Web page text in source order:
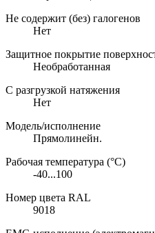
Не содержит (без) галогенов
Нет
Защитное покрытие
Необработанная
С разгрузкой натяжения
Нет
Модель/исполнение
Прямолинейн.
Рабочая температура (°C)
-40...100
Номер цвета RAL
9018